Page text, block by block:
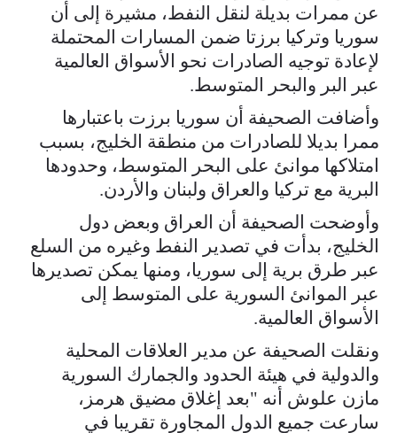
عن ممرات بديلة لنقل النفط، مشيرة إلى أن
سوريا وتركيا برزتا ضمن المسارات المحتملة
لإعادة توجيه الصادرات نحو الأسواق العالمية
عبر البر والبحر المتوسط.
وأضافت الصحيفة أن سوريا برزت باعتبارها
ممرا بديلا للصادرات من منطقة الخليج، بسبب
امتلاكها موانئ على البحر المتوسط، وحدودها
البرية مع تركيا والعراق ولبنان والأردن.
وأوضحت الصحيفة أن العراق وبعض دول
الخليج، بدأت في تصدير النفط وغيره من السلع
عبر طرق برية إلى سوريا، ومنها يمكن تصديرها
عبر الموانئ السورية على المتوسط إلى
الأسواق العالمية.
ونقلت الصحيفة عن مدير العلاقات المحلية
والدولية في هيئة الحدود والجمارك السورية
مازن علوش أنه "بعد إغلاق مضيق هرمز،
سارعت جميع الدول المجاورة تقريبا في